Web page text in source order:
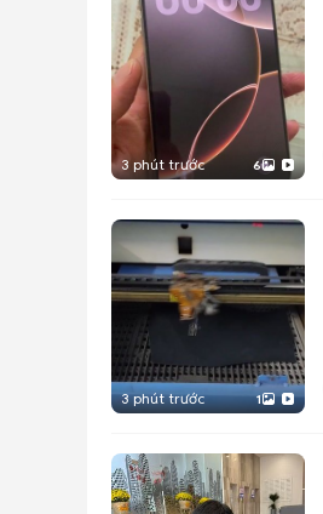
3 phút trước 6
3 phút trước 1